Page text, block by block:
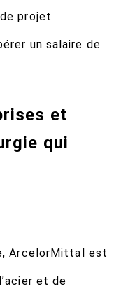
projet
un salaire de
et
qui
ArcelorMittal est
et de